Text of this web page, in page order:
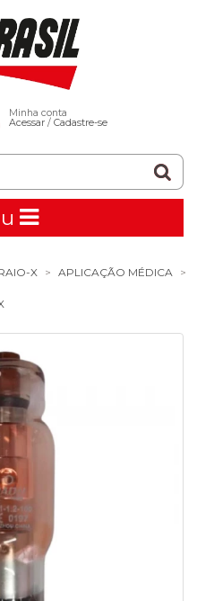
Minha conta
Acessar/ Cadastre-se
X APLICAÇÃO MÉDICA